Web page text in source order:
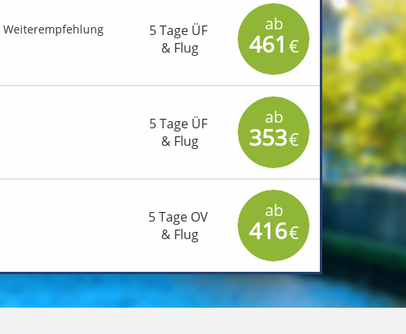
Weiterempfehlung
5 Tage ÜF
& Flug
ab
461 €
5 Tage ÜF
& Flug
ab
353€
5 Tage OV
& Flug
ab
416€